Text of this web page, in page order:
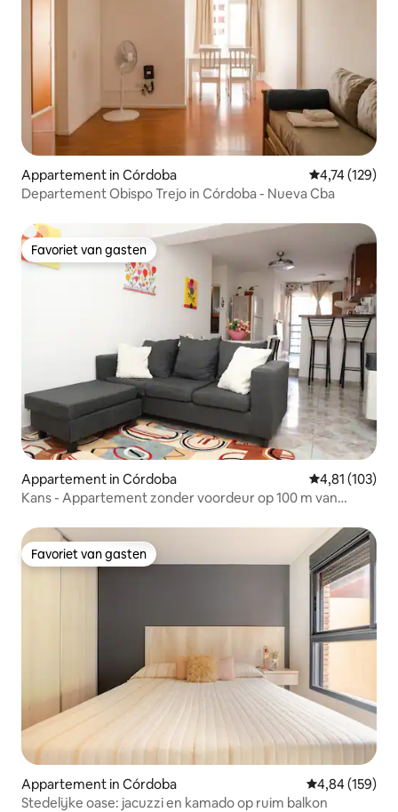
Appartement in Córdoba Gemiddelde
4,74 (129)
Departement Obispo Trejo in Córdoba - Nueva Cba
Favoriet van gasten
Favoriet van gasten
Appartement in Córdoba Gemiddelde
4,81 (103)
Kans - Appartement zonder voordeur op 100 m van
Favoriet van gasten
Favoriet van gasten
Appartement in Córdoba Gemiddelde
4,84 (159)
Stedelijke oase: jacuzzi en kamado op ruim balkon